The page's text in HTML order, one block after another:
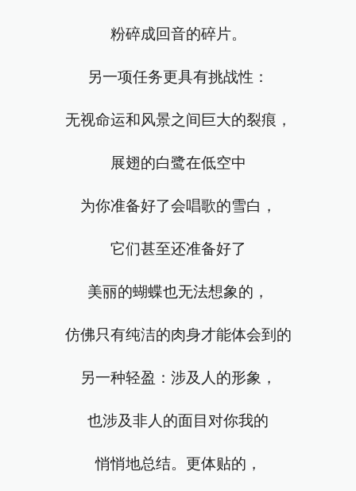
粉碎成回音的碎片。
另一项任务更具有挑战性：
无视命运和风景之间巨大的裂痕，
展翅的白鹭在低空中
为你准备好了会唱歌的雪白，
它们甚至还准备好了
美丽的蝴蝶也无法想象的，
仿佛只有纯洁的肉身才能体会到的
另一种轻盈：涉及人的形象，
也涉及非人的面目对你我的
悄悄地总结。更体贴的，